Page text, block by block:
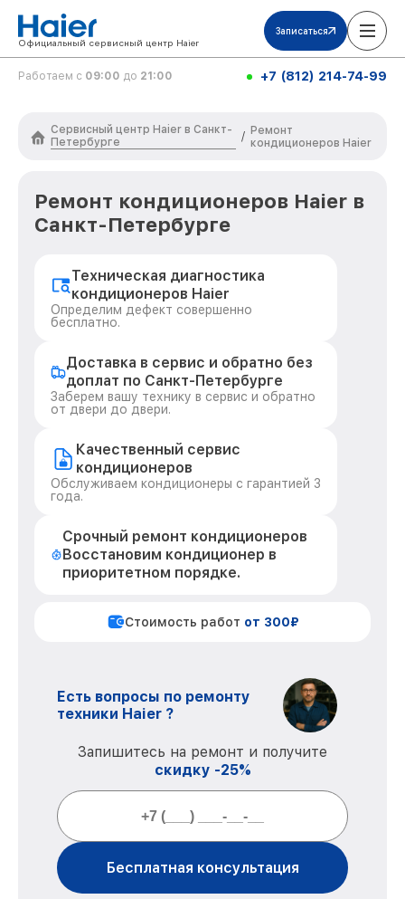
Официальный сервисный центр Haier
Записаться
Работаем с 09:00 до 21:00 +7 (812) 214-74-99
Сервисный центр Haier в Санкт-
Петербурге
/ Ремонт
кондиционеров Haier
Ремонт кондиционеров Haier в
Санкт-Петербурге
Техническая диагностика
кондиционеров Haier
Определим дефект совершенно
бесплатно.
Доставка в сервис и обратно без
доплат по Санкт-Петербурге
Заберем вашу технику в сервис и обратно
от двери до двери.
Качественный сервис
кондиционеров
Обслуживаем кондиционеры с гарантией 3
года.
Срочный ремонт кондиционеров
Восстановим кондиционер в
приоритетном порядке.
Стоимость работ от 300₽
Есть вопросы по ремонту
техники Haier ?
Запишитесь на ремонт и получите
скидку -25%
Бесплатная консультация